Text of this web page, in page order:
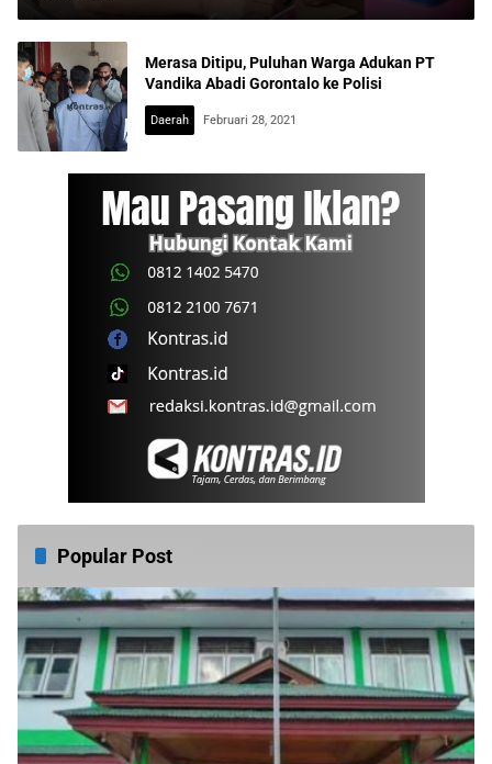
Merasa Ditipu, Puluhan Warga Adukan PT
Vandika Abadi Gorontalo ke Polisi
Daerah Februari 28, 2021
Popular Post